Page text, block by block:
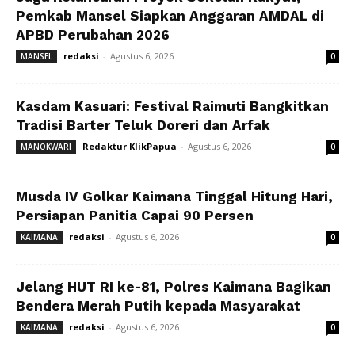
Pemkab Mansel Siapkan Anggaran AMDAL di
APBD Perubahan 2026
MANSEL redaksi - Agustus 6, 2026 0
Kasdam Kasuari: Festival Raimuti Bangkitkan
Tradisi Barter Teluk Doreri dan Arfak
MANOKWARI Redaktur KlikPapua - Agustus 6, 2026 0
Musda IV Golkar Kaimana Tinggal Hitung Hari,
Persiapan Panitia Capai 90 Persen
KAIMANA redaksi - Agustus 6, 2026 0
Jelang HUT RI ke-81, Polres Kaimana Bagikan
Bendera Merah Putih kepada Masyarakat
KAIMANA redaksi - Agustus 6, 2026 0